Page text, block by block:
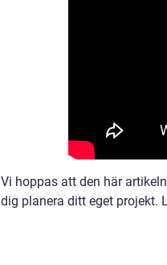
Vi hoppas att den här
dig planera ditt eget projekt.